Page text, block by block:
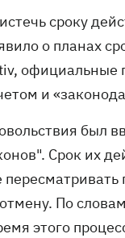
сроку
о планах
официальные
и
был
Срок их
По
этого